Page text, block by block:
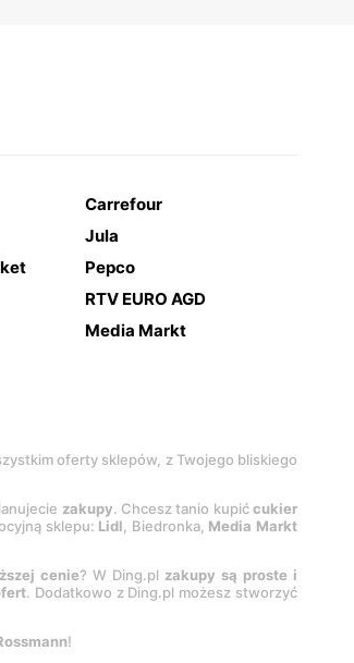
Carrefour
Jula
Pepco
RTV EURO AGD
Media Markt
oferty sklepów, z Twojego bliskiego
zakupy. Chcesz tanio kupićcukier
sklepu: Lidl, Biedronka, Media Markt
cenie? W Ding.pl zakupy są proste i
. Dodatkowo z Ding.pl możesz stworzyć
!